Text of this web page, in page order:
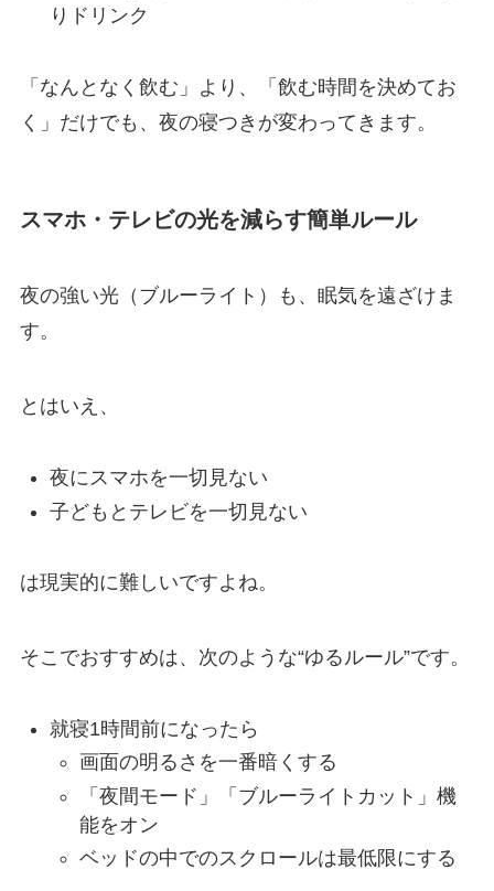
りドリンク
「なんとなく飲む」より、「飲む時間を決めてお
く」だけでも、夜の寝つきが変わってきます。
スマホ・テレビの光を減らす簡単ルール
夜の強い光（ブルーライト）も、眠気を遠ざけま
す。
とはいえ、
夜にスマホを一切見ない
子どもとテレビを一切見ない
は現実的に難しいですよね。
そこでおすすめは、次のような“ゆるルール”です。
就寝1時間前になったら
画面の明るさを一番暗くする
「夜間モード」「ブルーライトカット」機
能をオン
ベッドの中でのスクロールは最低限にする